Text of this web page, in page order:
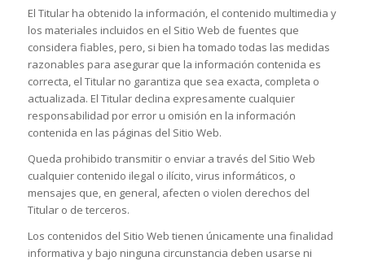
El Titular ha obtenido la información, el contenido multimedia y
los materiales incluidos en el Sitio Web de fuentes que
considera fiables, pero, si bien ha tomado todas las medidas
razonables para asegurar que la información contenida es
correcta, el Titular no garantiza que sea exacta, completa o
actualizada. El Titular declina expresamente cualquier
responsabilidad por error u omisión en la información
contenida en las páginas del Sitio Web.
Queda prohibido transmitir o enviar a través del Sitio Web
cualquier contenido ilegal o ilícito, virus informáticos, o
mensajes que, en general, afecten o violen derechos del
Titular o de terceros.
Los contenidos del Sitio Web tienen únicamente una finalidad
informativa y bajo ninguna circunstancia deben usarse ni